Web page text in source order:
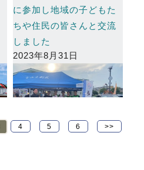
に参加し地域の子どもた
ちや住民の皆さんと交流
しました
2023年8月31日
4 5 6 >>